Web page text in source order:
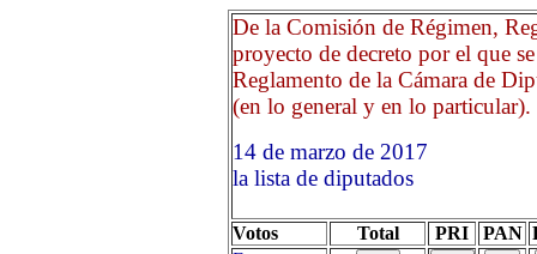
De la Comisión de Régimen,
proyecto de decreto por el que
Reglamento de la Cámara de
(en lo general y en lo particular).
14 de marzo de 2017
la lista de diputados
Votos Total PRI PAN